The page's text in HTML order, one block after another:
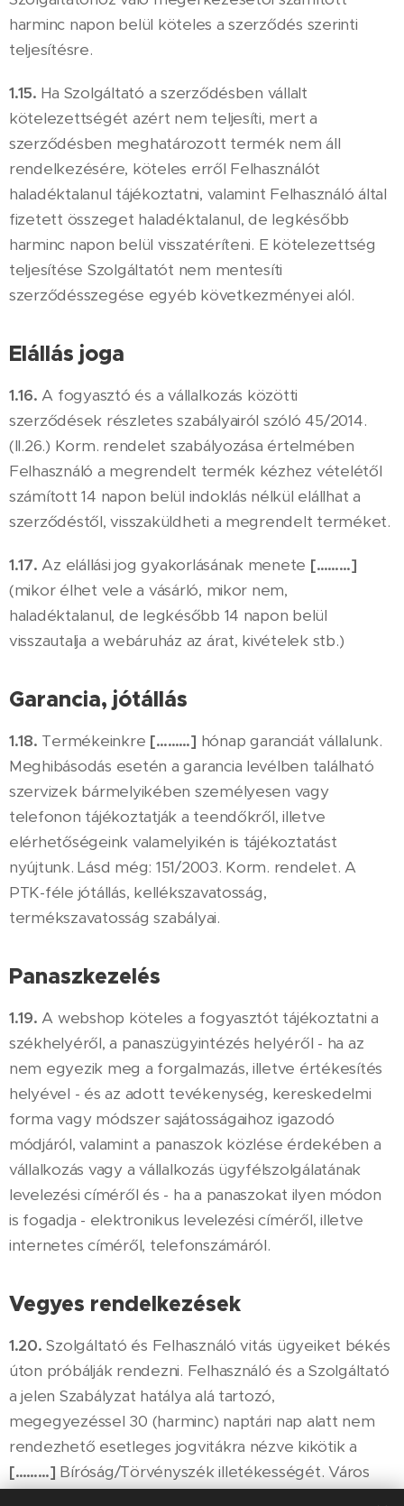
harminc napon belül köteles a szerződés szerinti
teljesítésre.
1.15. Ha Szolgáltató a szerződésben vállalt
kötelezettségét azért nem teljesíti, mert a
szerződésben meghatározott termék nem áll
rendelkezésére, köteles erről Felhasználót
haladéktalanul tájékoztatni, valamint Felhasználó által
fizetett összeget haladéktalanul, de legkésőbb
harminc napon belül visszatéríteni. E kötelezettség
teljesítése Szolgáltatót nem mentesíti
szerződésszegése egyéb következményei alól.
Elállás joga
1.16. A fogyasztó és a vállalkozás közötti
szerződések részletes szabályairól szóló 45/2014.
(II.26.) Korm. rendelet szabályozása értelmében
Felhasználó a megrendelt termék kézhez vételétől
számított 14 napon belül indoklás nélkül elállhat a
szerződéstől, visszaküldheti a megrendelt terméket.
1.17. Az elállási jog gyakorlásának menete [………]
(mikor élhet vele a vásárló, mikor nem,
haladéktalanul, de legkésőbb 14 napon belül
visszautalja a webáruház az árat, kivételek stb.)
Garancia, jótállás
1.18. Termékeinkre [………] hónap garanciát vállalunk.
Meghibásodás esetén a garancia levélben található
szervizek bármelyikében személyesen vagy
telefonon tájékoztatják a teendőkről, illetve
elérhetőségeink valamelyikén is tájékoztatást
nyújtunk. Lásd még: 151/2003. Korm. rendelet. A
PTK-féle jótállás, kellékszavatosság,
termékszavatosság szabályai.
Panaszkezelés
1.19. A webshop köteles a fogyasztót tájékoztatni a
székhelyéről, a panaszügyintézés helyéről - ha az
nem egyezik meg a forgalmazás, illetve értékesítés
helyével - és az adott tevékenység, kereskedelmi
forma vagy módszer sajátosságaihoz igazodó
módjáról, valamint a panaszok közlése érdekében a
vállalkozás vagy a vállalkozás ügyfélszolgálatának
levelezési címéről és - ha a panaszokat ilyen módon
is fogadja - elektronikus levelezési címéről, illetve
internetes címéről, telefonszámáról.
Vegyes rendelkezések
1.20. Szolgáltató és Felhasználó vitás ügyeiket békés
úton próbálják rendezni. Felhasználó és a Szolgáltató
a jelen Szabályzat hatálya alá tartozó,
megegyezéssel 30 (harminc) naptári nap alatt nem
rendezhető esetleges jogvitákra nézve kikötik a
[………] Bíróság/Törvényszék illetékességét. Város